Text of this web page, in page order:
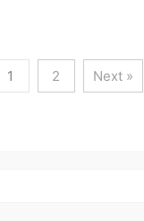
1 2 Next »